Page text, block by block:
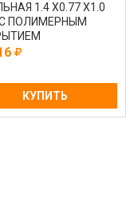
1.4 Х0.77 Х1.0
ПОЛИМЕРНЫМ
КУПИТЬ